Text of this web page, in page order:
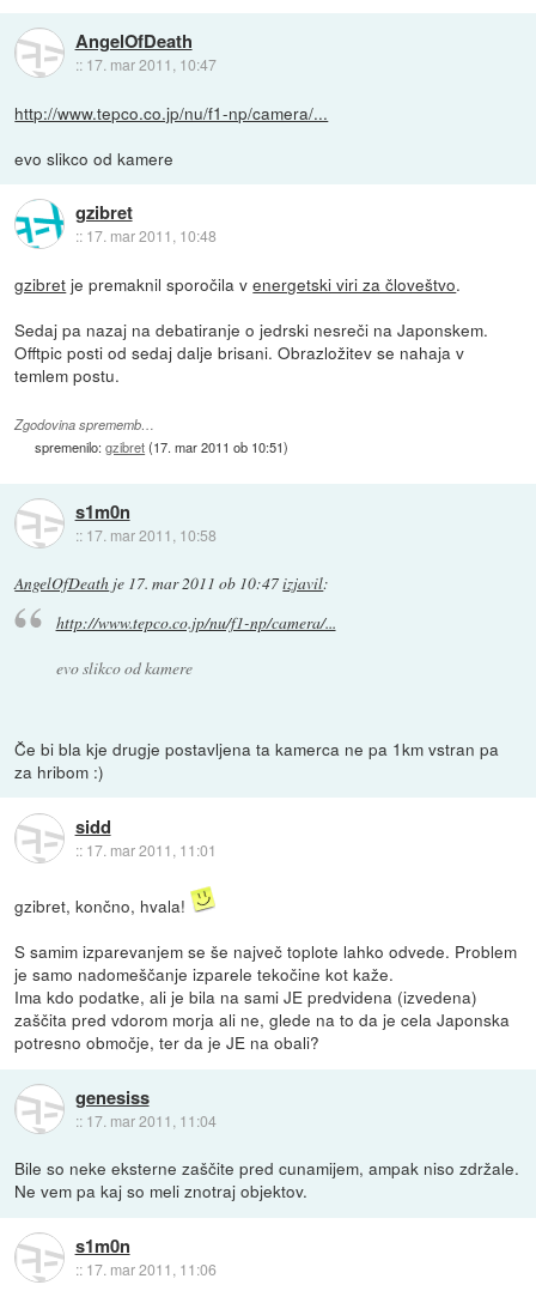
AngelOfDeath
:: 17. mar 2011, 10:47
http://www.tepco.co.jp/nu/f1-np/camera/...
evo slikco od kamere
gzibret
:: 17. mar 2011, 10:48
gzibret je premaknil sporočila venergetski viri za človeštvo.
Sedaj pa nazaj na debatiranje o jedrski nesreči na Japonskem.
Offtpic posti od sedaj dalje brisani. Obrazložitev se nahaja v
temlem postu.
Zgodovina sprememb…
spremenilo:gzibret(17. mar 2011 ob 10:51)
s1m0n
:: 17. mar 2011, 10:58
AngelOfDeath je 17. mar 2011 ob 10:47izjavil:
http://www.tepco.co.jp/nu/f1-np/camera/...
evo slikco od kamere
Če bi bla kje drugje postavljena ta kamerca ne pa 1km vstran pa
za hribom :)
sidd
:: 17. mar 2011, 11:01
gzibret, končno, hvala!
S samim izparevanjem se še največ toplote lahko odvede. Problem
je samo nadomeščanje izparele tekočine kot kaže.
Ima kdo podatke, ali je bila na sami JE predvidena (izvedena)
zaščita pred vdorom morja ali ne, glede na to da je cela Japonska
potresno območje, ter da je JE na obali?
genesiss
:: 17. mar 2011, 11:04
Bile so neke eksterne zaščite pred cunamijem, ampak niso zdržale.
Ne vem pa kaj so meli znotraj objektov.
s1m0n
:: 17. mar 2011, 11:06